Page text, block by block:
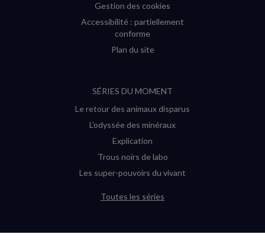
Gestion des cookies
Accessibilité : partiellement
conforme
Plan du site
SÉRIES DU MOMENT
Le retour des animaux disparus
L’odyssée des minéraux
Explication
Trous noirs de labo
Les super-pouvoirs du vivant
Toutes les séries